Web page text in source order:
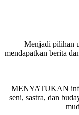
Menjadi pilihan
mendapatkan berita
MENYATUKAN
seni, sastra, dan